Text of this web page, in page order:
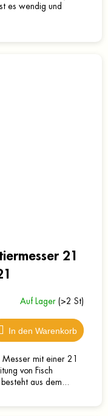
es wendig und
21
Auf Lager (>2 St)
In den Warenkorb
mit einer 21
von Fisch
aus dem...